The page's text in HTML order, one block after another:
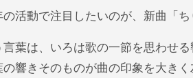
活動で注目したいのが、新曲「ち
言葉は、いろは歌の一節を思わせ
響きそのものが曲の印象を大きく